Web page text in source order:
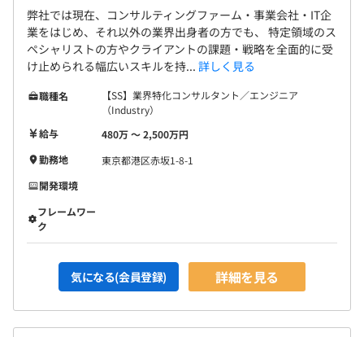
弊社では現在、コンサルティングファーム・事業会社・IT企
業をはじめ、それ以外の業界出身者の方でも、 特定領域のス
ペシャリストの方やクライアントの課題・戦略を全面的に受
け止められる幅広いスキルを持... 詳しく見る
職種名
【SS】業界特化コンサルタント／エンジニア
（Industry）
給与
480万 〜 2,500万円
勤務地
東京都港区赤坂1-8-1
開発環境
フレームワー
ク
気になる(会員登録) 詳細を見る